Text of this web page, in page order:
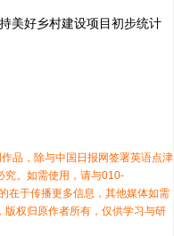
美好乡村建设项目初步统计
品，除与中国日报网签署英语点津
究。如需使用，请与010-
在于传播更多信息，其他媒体如需
权归原作者所有，仅供学习与研